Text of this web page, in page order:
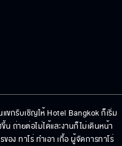
กรับเชิญให้ Hotel Bangkok ก็เริ่ม
น ถ่ายต่อไม่ได้และงานก็ไม่เดินหน้า
ง ทาโร่ ทำเอา เกื้อ ผู้จัดการทาโร่